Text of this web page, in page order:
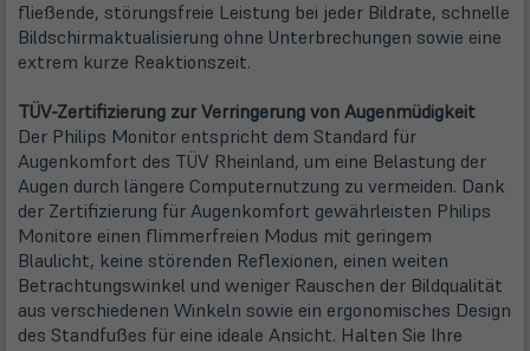
fließende, störungsfreie Leistung bei jeder Bildrate, schnelle
Bildschirmaktualisierung ohne Unterbrechungen sowie eine
extrem kurze Reaktionszeit.
TÜV-Zertifizierung zur Verringerung von Augenmüdigkeit
Der Philips Monitor entspricht dem Standard für
Augenkomfort des TÜV Rheinland, um eine Belastung der
Augen durch längere Computernutzung zu vermeiden. Dank
der Zertifizierung für Augenkomfort gewährleisten Philips
Monitore einen flimmerfreien Modus mit geringem
Blaulicht, keine störenden Reflexionen, einen weiten
Betrachtungswinkel und weniger Rauschen der Bildqualität
aus verschiedenen Winkeln sowie ein ergonomisches Design
des Standfußes für eine ideale Ansicht. Halten Sie Ihre